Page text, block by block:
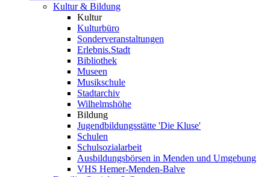
Kultur & Bildung
Kultur
Kulturbüro
Sonderveranstaltungen
Erlebnis.Stadt
Bibliothek
Museen
Musikschule
Stadtarchiv
Wilhelmshöhe
Bildung
Jugendbildungsstätte 'Die Kluse'
Schulen
Schulsozialarbeit
Ausbildungsbörsen in Menden und Umgebung
VHS Hemer-Menden-Balve